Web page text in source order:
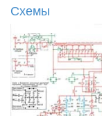
Схемы